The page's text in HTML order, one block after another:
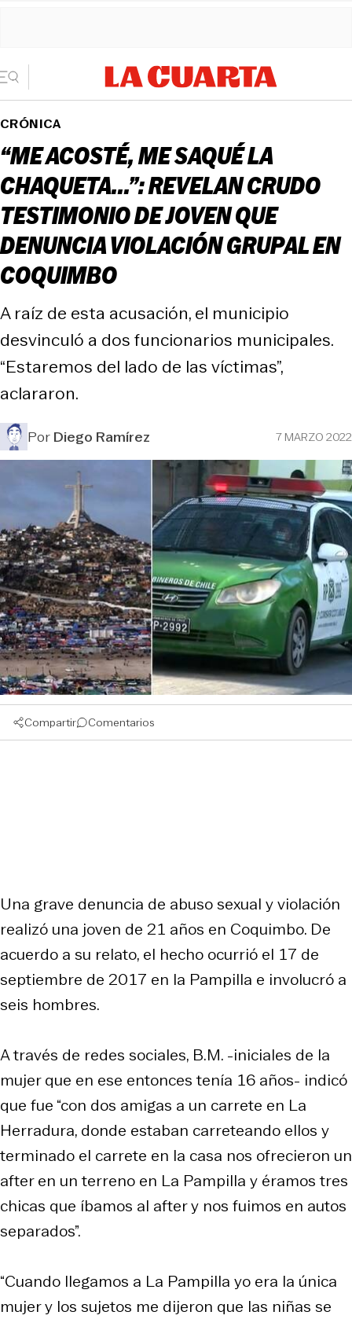
CRÓNICA
“ME ACOSTÉ, ME SAQUÉ LA
CHAQUETA...”: REVELAN CRUDO
TESTIMONIO DE JOVEN QUE
DENUNCIA VIOLACIÓN GRUPAL EN
COQUIMBO
A raíz de esta acusación, el municipio
desvinculó a dos funcionarios municipales.
“Estaremos del lado de las víctimas”,
aclararon.
PorDiego Ramírez 7 MARZO 2022
Compartir Comentarios
Una grave denuncia de abuso sexual y violación
realizó una joven de 21 años en Coquimbo. De
acuerdo a su relato, el hecho ocurrió el 17 de
septiembre de 2017 en la Pampilla e involucró a
seis hombres.
A través de redes sociales, B.M. -iniciales de la
mujer que en ese entonces tenía 16 años- indicó
que fue “con dos amigas a un carrete en La
Herradura, donde estaban carreteando ellos y
terminado el carrete en la casa nos ofrecieron un
after en un terreno en La Pampilla y éramos tres
chicas que íbamos al after y nos fuimos en autos
separados”.
“Cuando llegamos a La Pampilla yo era la única
mujer y los sujetos me dijeron que las niñas se